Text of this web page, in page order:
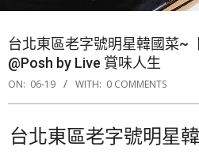
台北東區老字號明星韓國菜~
@Posh by Live 賞味人生
ON: 06-19 WITH: 0 COMMENTS
台北東區老字號明星